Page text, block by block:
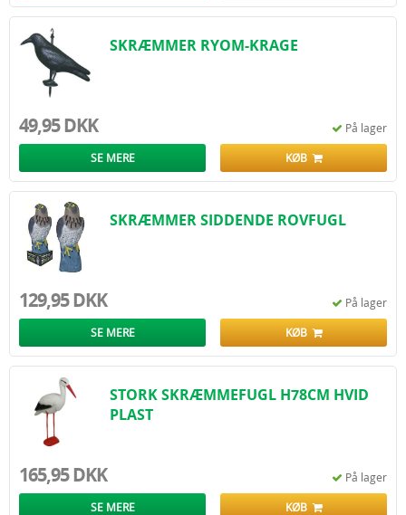
SKRÆMMER RYOM-KRAGE
49,95 DKK På lager
SE MERE KØB
SKRÆMMER SIDDENDE ROVFUGL
129,95 DKK På lager
SE MERE KØB
STORK SKRÆMMEFUGL H78CM HVID
PLAST
165,95 DKK På lager
SE MERE KØB